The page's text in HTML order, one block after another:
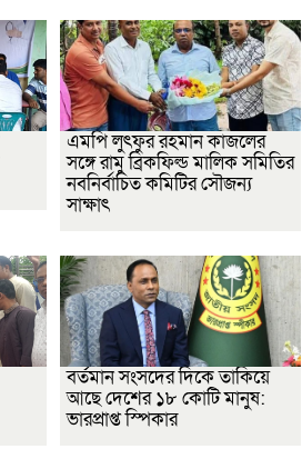
এমপি লুৎফুর রহমান কাজলের
সঙ্গে রামু ব্রিকফিল্ড মালিক সমিতির
নবনির্বাচিত কমিটির সৌজন্য
সাক্ষাৎ
বর্তমান সংসদের দিকে তাকিয়ে
আছে দেশের ১৮ কোটি মানুষ:
ভারপ্রাপ্ত স্পিকার